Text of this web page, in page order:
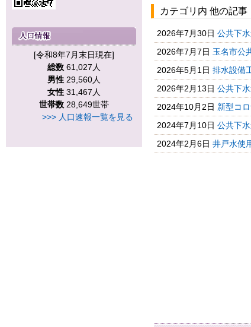
[令和8年7月末日現在]
総数 61,027人
男性 29,560人
女性 31,467人
世帯数 28,649世帯
>>> 人口速報一覧を見る
カテゴリ内 他の記事
2026年7月30日 公共下
2026年7月7日 玉名市公
2026年5月1日 排水設備
2026年2月13日 公共下
2024年10月2日 新型コ
2024年7月10日 公共下
2024年2月6日 井戸水使